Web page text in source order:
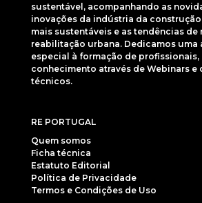
sustentável, acompanhando as
inovações da indústria da
mais sustentáveis e as tendências de
reabilitação urbana. Dedicamos uma
especial à formação de
conhecimento através de Webinars e
técnicos.
RE PORTUGAL
Quem somos
Ficha técnica
Estatuto Editorial
Política de Privacidade
Termos e Condições de Uso